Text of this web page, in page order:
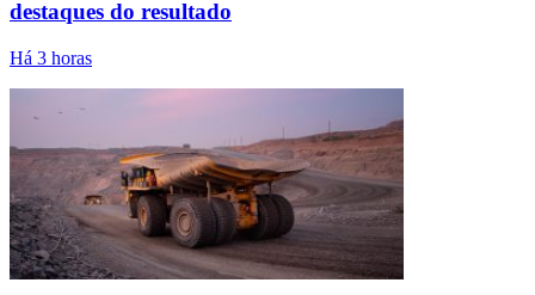
destaques do resultado
Há 3 horas